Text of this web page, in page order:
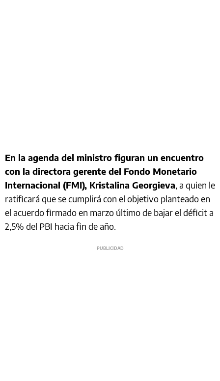
En la agenda del ministro figuran un encuentro
con la directora gerente del Fondo Monetario
Internacional (FMI), Kristalina Georgieva, a quien le
ratificará que se cumplirá con el objetivo planteado en
el acuerdo firmado en marzo último de bajar el déficit a
2,5% del PBI hacia fin de año.